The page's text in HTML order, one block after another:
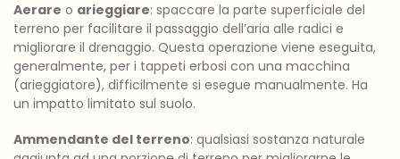
Aerare o arieggiare: spaccare la parte superficiale del
terreno per facilitare il passaggio dell’aria alle radici e
migliorare il drenaggio. Questa operazione viene eseguita,
generalmente, per i tappeti erbosi con una macchina
(arieggiatore), difficilmente si esegue manualmente. Ha
un impatto limitato sul suolo.
Ammendante del terreno: qualsiasi sostanza naturale